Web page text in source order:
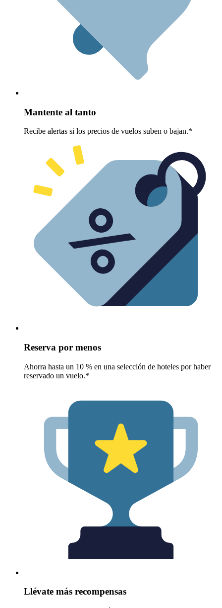
Mantente al tanto
Recibe alertas si los precios de vuelos suben o bajan.*
Reserva por menos
Ahorra hasta un 10 % en una selección de hoteles por haber
reservado un vuelo.*
Llévate más recompensas